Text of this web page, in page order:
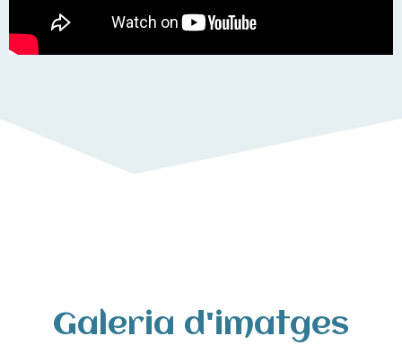
Galeria d'imatges